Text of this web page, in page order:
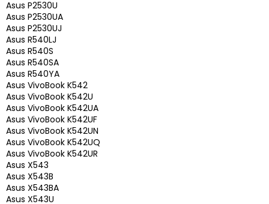
Asus P2530U
Asus P2530UA
Asus P2530UJ
Asus R540LJ
Asus R540S
Asus R540SA
Asus R540YA
Asus VivoBook K542
Asus VivoBook K542U
Asus VivoBook K542UA
Asus VivoBook K542UF
Asus VivoBook K542UN
Asus VivoBook K542UQ
Asus VivoBook K542UR
Asus X543
Asus X543B
Asus X543BA
Asus X543U